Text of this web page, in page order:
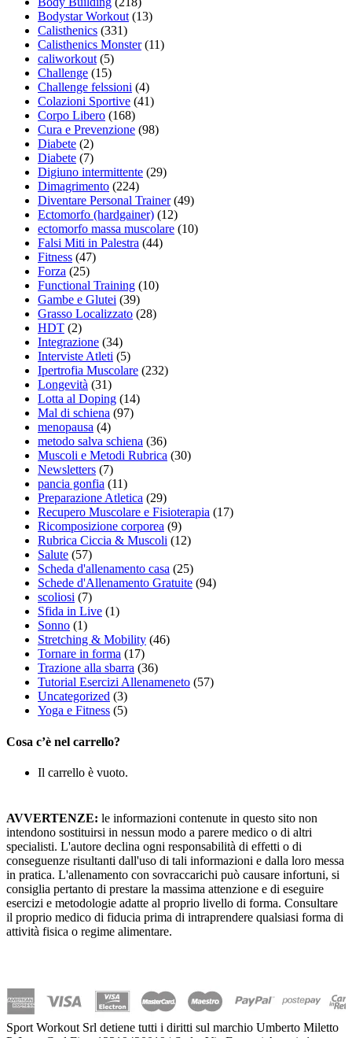
Bodystar Workout (13)
Calisthenics (331)
Calisthenics Monster(11)
caliworkout (5)
Challenge (15)
Challenge felssioni (4)
Colazioni Sportive (41)
Corpo Libero (168)
Cura e Prevenzione (98)
Diabete (2)
Diabete (7)
Digiuno intermittente (29)
Dimagrimento (224)
Diventare Personal Trainer(49)
Ectomorfo (hardgainer) (12)
ectomorfo massa muscolare (10)
Falsi Miti in Palestra (44)
Fitness (47)
Forza (25)
Functional Training (10)
Gambe e Glutei (39)
Grasso Localizzato (28)
HDT (2)
Integrazione (34)
Interviste Atleti (5)
Ipertrofia Muscolare (232)
Longevità (31)
Lotta al Doping (14)
Mal di schiena (97)
menopausa (4)
metodo salva schiena (36)
Muscoli e Metodi Rubrica (30)
Newsletters (7)
pancia gonfia (11)
Preparazione Atletica (29)
Recupero Muscolare e Fisioterapia (17)
Ricomposizione corporea (9)
Rubrica Ciccia & Muscoli (12)
Salute (57)
Scheda d'allenamento casa (25)
Schede d'Allenamento Gratuite (94)
scoliosi (7)
Sfida in Live (1)
Sonno (1)
Stretching & Mobility (46)
Tornare in forma (17)
Trazione alla sbarra (36)
Tutorial Esercizi Allenameneto (57)
Uncategorized (3)
Yoga e Fitness (5)
Cosa c’è nel carrello?
Il carrello è vuoto.
AVVERTENZE: le informazioni contenute in questo sito non
intendono sostituirsi in nessun modo a parere medico o di altri
specialisti. L'autore declina ogni responsabilità di effetti o di
conseguenze risultanti dall'uso di tali informazioni e dalla loro messa
in pratica. L'allenamento con sovraccarichi può causare infortuni, si
consiglia pertanto di prestare la massima attenzione e di eseguire
esercizi e metodologie adatte al proprio livello di forma. Consultare
il proprio medico di fiducia prima di intraprendere qualsiasi forma di
attività fisica o regime alimentare.
Sport Workout Srl detiene tutti i diritti sul marchio Umberto Miletto